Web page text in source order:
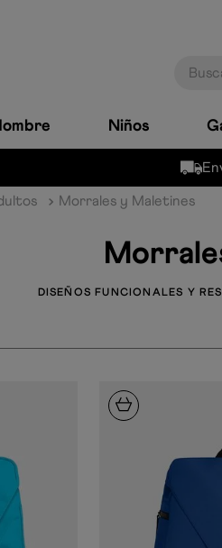
Niños
Morrales y Maletines
DISEÑOS FUNCIONALES Y